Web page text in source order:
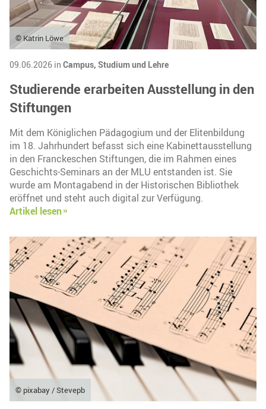
© Katrin Löwe
09.06.2026 in Campus, Studium und Lehre
Studierende erarbeiten Ausstellung in den
Stiftungen
Mit dem Königlichen Pädagogium und der Elitenbildung
im 18. Jahrhundert befasst sich eine Kabinettausstellung
in den Franckeschen Stiftungen, die im Rahmen eines
Geschichts-Seminars an der MLU entstanden ist. Sie
wurde am Montagabend in der Historischen Bibliothek
eröffnet und steht auch digital zur Verfügung.
Artikel lesen
© pixabay / Stevepb